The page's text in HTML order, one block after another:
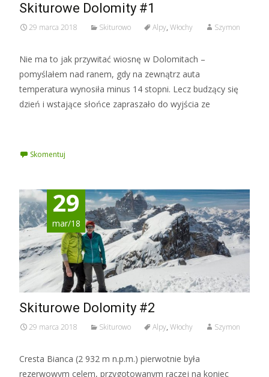
Skiturowe Dolomity #1
29 marca 2018 Skiturowo Alpy, Włochy Szymon
Nie ma to jak przywitać wiosnę w Dolomitach –
pomyślałem nad ranem, gdy na zewnątrz auta
temperatura wynosiła minus 14 stopni. Lecz budzący się
dzień i wstające słońce zapraszało do wyjścia ze
Skomentuj
29
mar/18
Skiturowe Dolomity #2
29 marca 2018 Skiturowo Alpy, Włochy Szymon
Cresta Bianca (2 932 m n.p.m.) pierwotnie była
rezerwowym celem, przygotowanym raczej na koniec